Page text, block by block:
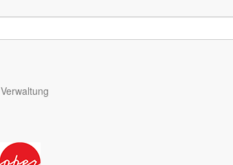
Verwaltung